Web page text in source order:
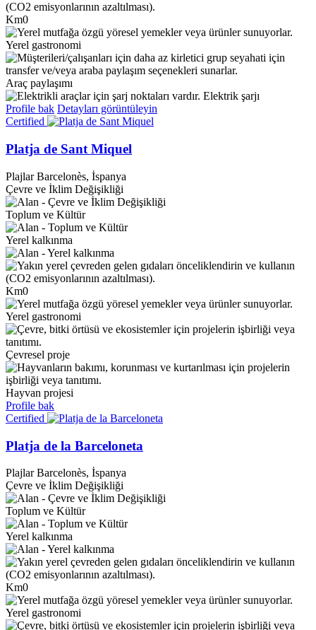
Km0
Yerel gastronomi
Araç paylaşımı
Elektrik şarjı
Profile bak Detayları görüntüleyin
Certified
Platja de Sant Miquel
Plajlar Barcelonès, İspanya
Çevre ve İklim Değişikliği
Toplum ve Kültür
Yerel kalkınma
Km0
Yerel gastronomi
Çevresel proje
Hayvan projesi
Profile bak
Certified
Platja de la Barceloneta
Plajlar Barcelonès, İspanya
Çevre ve İklim Değişikliği
Toplum ve Kültür
Yerel kalkınma
Km0
Yerel gastronomi